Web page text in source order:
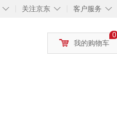
◇ ◇
关注京东 ◇
客户服务
0
我的购物车